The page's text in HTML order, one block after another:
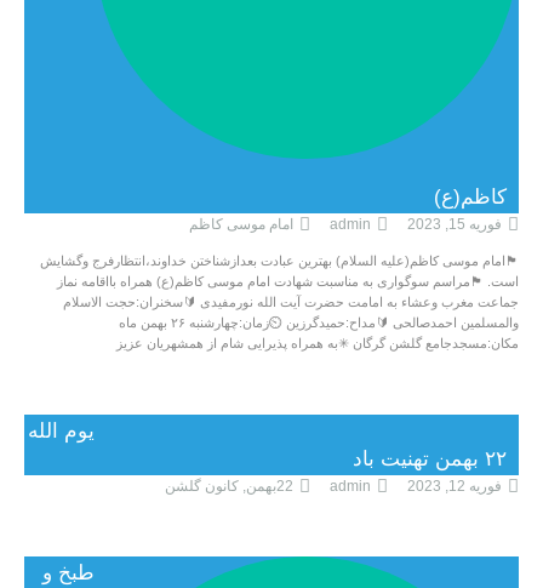
کاظم(ع)
فوریه 15, 2023 admin امام موسی کاظم
🏴امام موسی کاظم(علیه السلام) بهترین عبادت بعدازشناختن خداوند،انتظارفرج وگشایش
است. 🏴مراسم سوگواری به مناسبت شهادت امام موسی کاظم(ع) همراه بااقامه نماز
جماعت مغرب وعشاء به امامت حضرت آیت الله نورمفیدی 🔰سخنران:حجت الاسلام
والمسلمین احمدصالحی 🔰مداح:حمیدگرزین ⏲زمان:چهارشنبه ۲۶ بهمن ماه
مکان:مسجدجامع گلشن گرگان ✳به همراه پذیرایی شام از همشهریان عزیز
یوم الله
۲۲ بهمن تهنیت باد
فوریه 12, 2023 admin 22بهمن , کانون گلشن
طبخ و